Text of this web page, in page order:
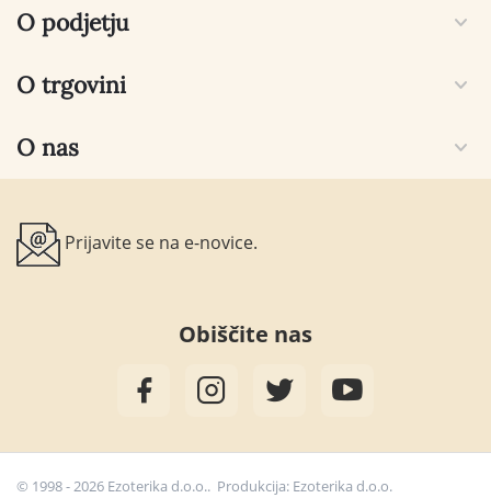
O podjetju
O trgovini
O nas
Prijavite se na e-novice.
Obiščite nas
© 1998 - 2026 Ezoterika d.o.o.. Produkcija: Ezoterika d.o.o.